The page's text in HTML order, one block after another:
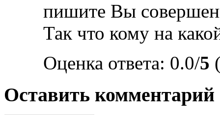
пишите Вы
Так что кому на
Оценка ответа: 0.0/5
Оставить комментарий